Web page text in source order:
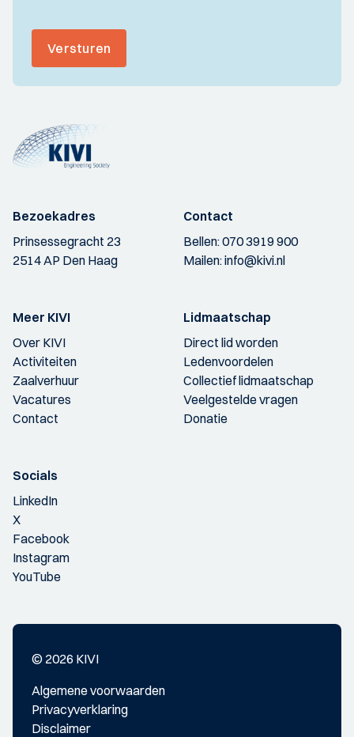
Versturen
Bezoekadres
Prinsessegracht 23
2514 AP Den Haag
Contact
Bellen:070 3919 900
Mailen:info@kivi.nl
Meer KIVI
Over KIVI
Activiteiten
Zaalverhuur
Vacatures
Contact
Lidmaatschap
Direct lid worden
Ledenvoordelen
Collectief lidmaatschap
Veelgestelde vragen
Donatie
Socials
LinkedIn
X
Facebook
Instagram
YouTube
© 2026 KIVI
Algemene voorwaarden
Privacyverklaring
Disclaimer